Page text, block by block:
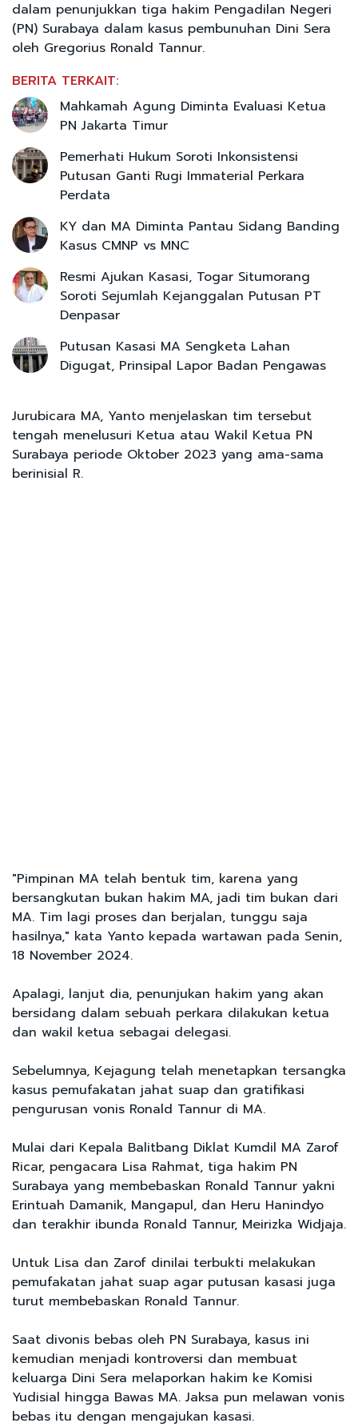
dalam penunjukkan tiga hakim Pengadilan Negeri
(PN) Surabaya dalam kasus pembunuhan Dini Sera
oleh Gregorius Ronald Tannur.
BERITA TERKAIT:
Mahkamah Agung Diminta Evaluasi Ketua
PN Jakarta Timur
Pemerhati Hukum Soroti Inkonsistensi
Putusan Ganti Rugi Immaterial Perkara
Perdata
KY dan MA Diminta Pantau Sidang Banding
Kasus CMNP vs MNC
Resmi Ajukan Kasasi, Togar Situmorang
Soroti Sejumlah Kejanggalan Putusan PT
Denpasar
Putusan Kasasi MA Sengketa Lahan
Digugat, Prinsipal Lapor Badan Pengawas
Jurubicara MA, Yanto menjelaskan tim tersebut
tengah menelusuri Ketua atau Wakil Ketua PN
Surabaya periode Oktober 2023 yang ama-sama
berinisial R.
"Pimpinan MA telah bentuk tim, karena yang
bersangkutan bukan hakim MA, jadi tim bukan dari
MA. Tim lagi proses dan berjalan, tunggu saja
hasilnya," kata Yanto kepada wartawan pada Senin,
18 November 2024.
Apalagi, lanjut dia, penunjukan hakim yang akan
bersidang dalam sebuah perkara dilakukan ketua
dan wakil ketua sebagai delegasi.
Sebelumnya, Kejagung telah menetapkan tersangka
kasus pemufakatan jahat suap dan gratifikasi
pengurusan vonis Ronald Tannur di MA.
Mulai dari Kepala Balitbang Diklat Kumdil MA Zarof
Ricar, pengacara Lisa Rahmat, tiga hakim PN
Surabaya yang membebaskan Ronald Tannur yakni
Erintuah Damanik, Mangapul, dan Heru Hanindyo
dan terakhir ibunda Ronald Tannur, Meirizka Widjaja.
Untuk Lisa dan Zarof dinilai terbukti melakukan
pemufakatan jahat suap agar putusan kasasi juga
turut membebaskan Ronald Tannur.
Saat divonis bebas oleh PN Surabaya, kasus ini
kemudian menjadi kontroversi dan membuat
keluarga Dini Sera melaporkan hakim ke Komisi
Yudisial hingga Bawas MA. Jaksa pun melawan vonis
bebas itu dengan mengajukan kasasi.